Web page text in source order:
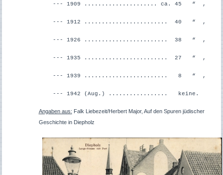
--- 1909 ..................... ca. 45 “ ,
--- 1912 ........................ 40 “ ,
--- 1926 ........................ 38 “ ,
--- 1935 ........................ 27 “ ,
--- 1939 ........................ 8 “ ,
--- 1942 (Aug.) ................. keine.
Angaben aus: Falk Liebezeit/Herbert Major, Auf den Spuren jüdischer
Geschichte in Diepholz